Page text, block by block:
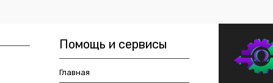
Помощь и сервисы
Главная